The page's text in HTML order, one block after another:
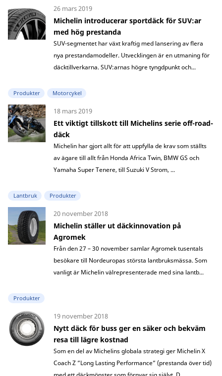
26 mars 2019
Michelin introducerar sportdäck för SUV:ar
med hög prestanda
SUV-segmentet har växt kraftig med lansering av flera
nya prestandamodeller. Utvecklingen är en utmaning för
däcktillverkarna. SUV:arnas högre tyngdpunkt och...
Produkter Motorcykel
18 mars 2019
Ett viktigt tillskott till Michelins serie off-road-
däck
Michelin har gjort allt för att uppfylla de krav som ställts
av ägare till allt från Honda Africa Twin, BMW GS och
Yamaha Super Tenere, till Suzuki V Strom, ...
Lantbruk Produkter
20 november 2018
Michelin ställer ut däckinnovation på
Agromek
Från den 27 – 30 november samlar Agromek tusentals
besökare till Nordeuropas största lantbruksmässa. Som
vanligt är Michelin välrepresenterade med sina lantb...
Produkter
19 november 2018
Nytt däck för buss ger en säker och bekväm
resa till lägre kostnad
Som en del av Michelins globala strategi ger Michelin X
Coach Z ”Long Lasting Performance” (prestanda över tid)